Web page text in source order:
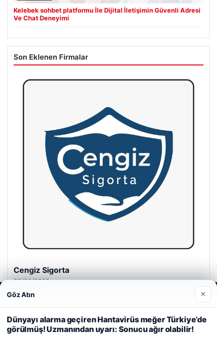
Kelebek sohbet platformu İle Dijital İletişimin Güvenli Adresi
Ve Chat Deneyimi
Son Eklenen Firmalar
Cengiz Sigorta
23/06/2026
Web sitemizi nasıl kullandığınızı daha iyi anlayabilmek,
deneyiminizi kişiselleştirmek ve geliştirmek amacıyla çerezler
kullanıyoruz.
Çerez Politikamız
Reddet Kabul Et
Göz Atın ×
Dünyayı alarma geçiren Hantavirüs meğer Türkiye’de
görülmüş! Uzmanından uyarı: Sonucu ağır olabilir!